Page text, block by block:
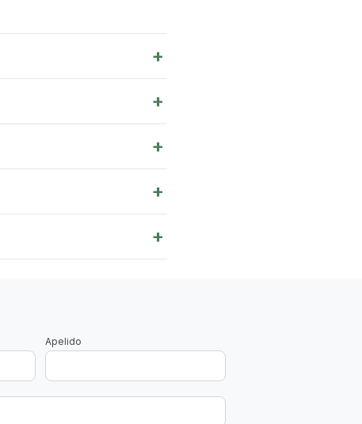
+
+
+
+
+
Apelido